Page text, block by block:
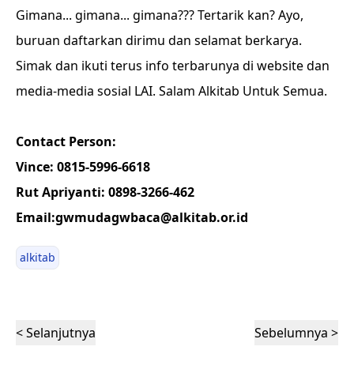
Gimana... gimana... gimana??? Tertarik kan? Ayo,
buruan daftarkan dirimu dan selamat berkarya.
Simak dan ikuti terus info terbarunya di website dan
media-media sosial LAI. Salam Alkitab Untuk Semua.
Contact Person:
Vince: 0815-5996-6618
Rut Apriyanti: 0898-3266-462
Email:gwmudagwbaca@alkitab.or.id
alkitab
< Selanjutnya Sebelumnya >